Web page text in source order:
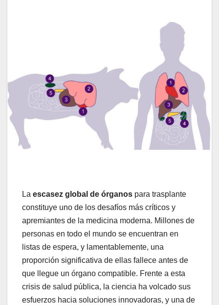
La escasez global de órganos para trasplante
constituye uno de los desafíos más críticos y
apremiantes de la medicina moderna. Millones de
personas en todo el mundo se encuentran en
listas de espera, y lamentablemente, una
proporción significativa de ellas fallece antes de
que llegue un órgano compatible. Frente a esta
crisis de salud pública, la ciencia ha volcado sus
esfuerzos hacia soluciones innovadoras, y una de